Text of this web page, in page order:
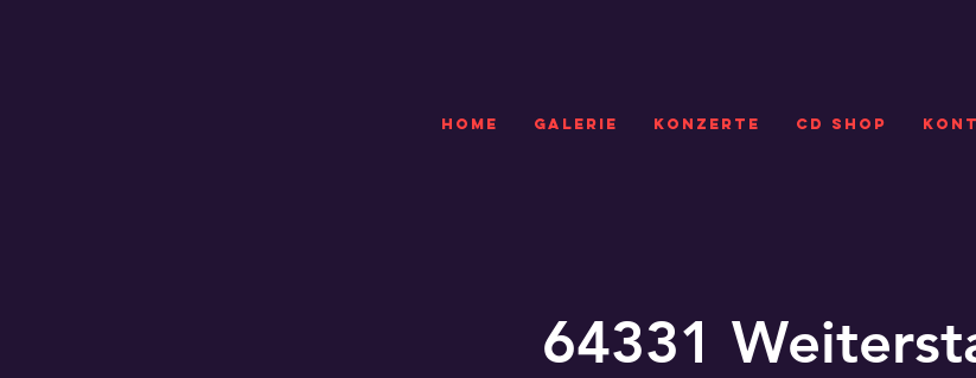
HOME GALERIE KONZERTE CD SHOP
64331